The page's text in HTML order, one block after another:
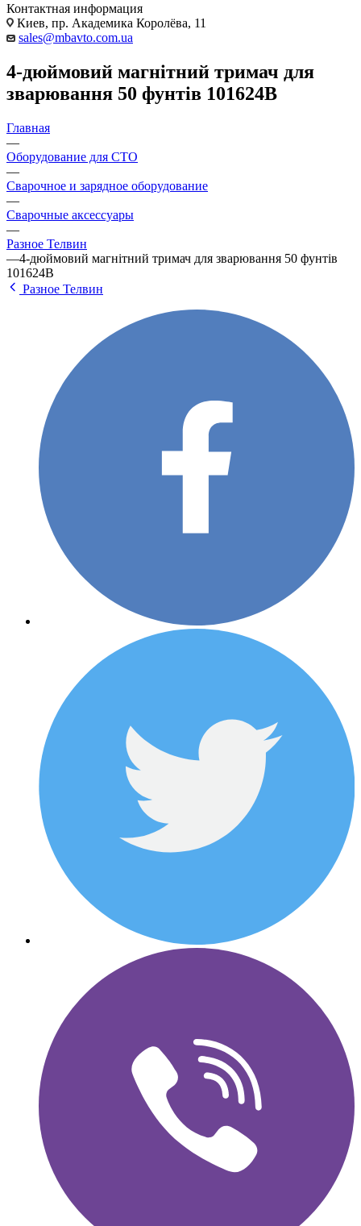
Контактная информация
Киев, пр. Академика Королёва, 11
sales@mbavto.com.ua
4-дюймовий магнітний тримач для
зварювання 50 фунтів 101624B
Главная
—
Оборудование для СТО
—
Сварочное и зарядное оборудование
—
Сварочные аксессуары
—
Разное Телвин
—4-дюймовий магнітний тримач для зварювання 50 фунтів
101624B
Разное Телвин